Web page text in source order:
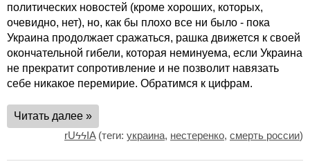
политических новостей (кроме хороших, которых,
очевидно, нет), но, как бы плохо все ни было - пока
Украина продолжает сражаться, рашка движется к своей
окончательной гибели, которая неминуема, если Украина
не прекратит сопротивление и не позволит навязать
себе никакое перемирие. Обратимся к цифрам.
Читать далее »
rUϟϟIA(теги: украина, нестеренко, смерть россии)